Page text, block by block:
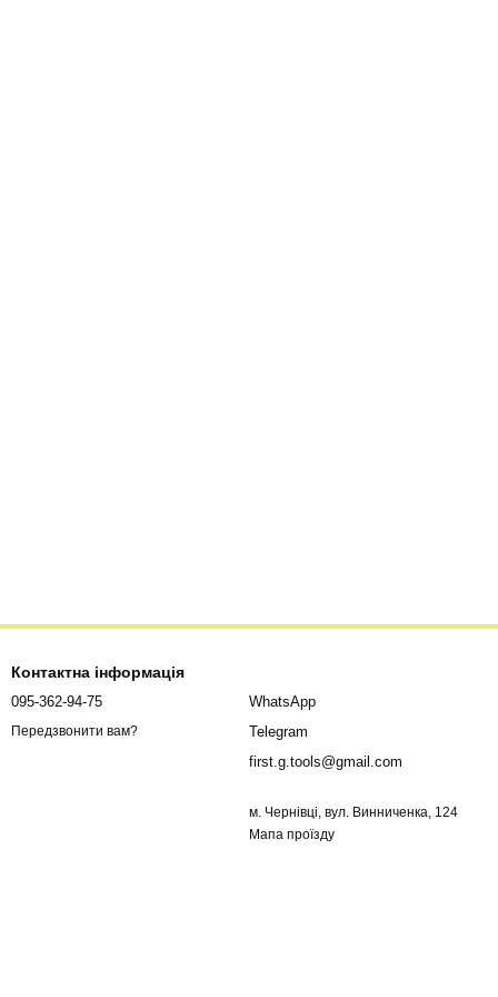
Контактна інформація
095-362-94-75
Передзвонити вам?
WhatsApp
Telegram
first.g.tools@gmail.com
м. Чернівці, вул. Винниченка, 124
Мапа проїзду